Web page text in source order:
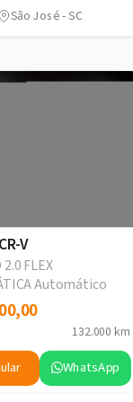
São José - SC
V
2.0 FLEX
Automático
132.000 km
WhatsApp